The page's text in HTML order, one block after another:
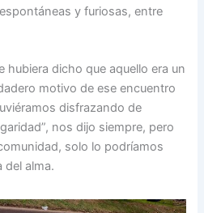
y furiosas, entre
hubiera dicho que aquello era un
motivo de ese encuentro
disfrazando de
nos dijo siempre, pero
solo lo podríamos
del alma.